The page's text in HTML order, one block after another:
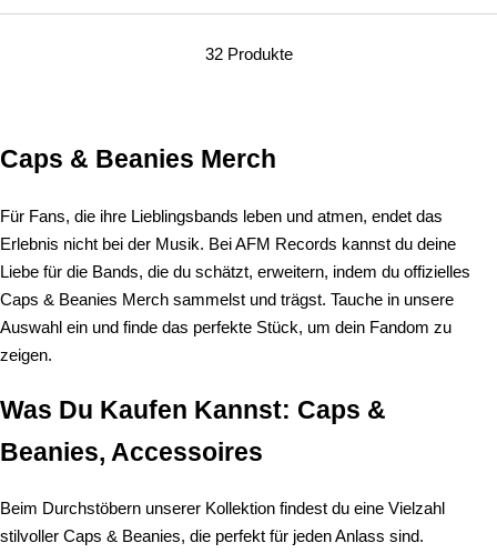
32 Produkte
Caps & Beanies Merch
Für Fans, die ihre Lieblingsbands leben und atmen, endet das
Erlebnis nicht bei der Musik. Bei AFM Records kannst du deine
Liebe für die Bands, die du schätzt, erweitern, indem du offizielles
Caps & Beanies Merch sammelst und trägst. Tauche in unsere
Auswahl ein und finde das perfekte Stück, um dein Fandom zu
zeigen.
Was Du Kaufen Kannst: Caps &
Beanies, Accessoires
Beim Durchstöbern unserer Kollektion findest du eine Vielzahl
stilvoller Caps & Beanies, die perfekt für jeden Anlass sind.